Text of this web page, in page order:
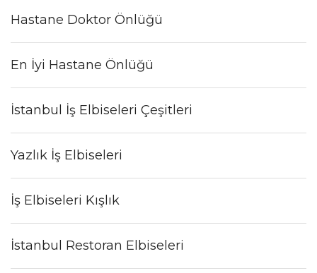
Hastane Doktor Önlüğü
En İyi Hastane Önlüğü
İstanbul İş Elbiseleri Çeşitleri
Yazlık İş Elbiseleri
İş Elbiseleri Kışlık
İstanbul Restoran Elbiseleri